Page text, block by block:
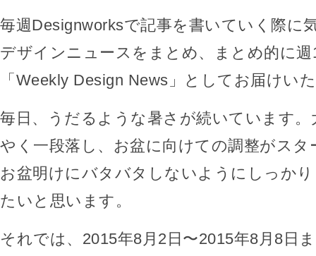
毎週Designworksで記事を書いていく際に
デザインニュースをまとめ、まとめ的に週
「Weekly Design News」としてお届けい
毎日、うだるような暑さが続いています
やく一段落し、お盆に向けての調整がス
お盆明けにバタバタしないようにしっか
たいと思います。
それでは、2015年8月2日〜2015年8月8日